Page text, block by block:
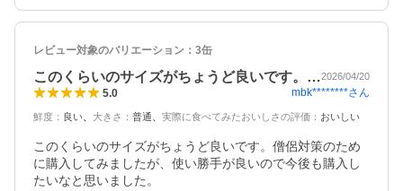
レビュー対象のバリエーション： 3缶
このくらいのサイズがちょうど良いです。…2026/04/20
5.0 mbk********さん
鮮度 ： 良い 大きさ ： 普通 実際に食べてみたおいしさの評価 ： おいしい
このくらいのサイズがちょうど良いです。僧侶対策のため
に購入してみましたが、使い勝手が良いので今後も購入し
たいなと思いました。